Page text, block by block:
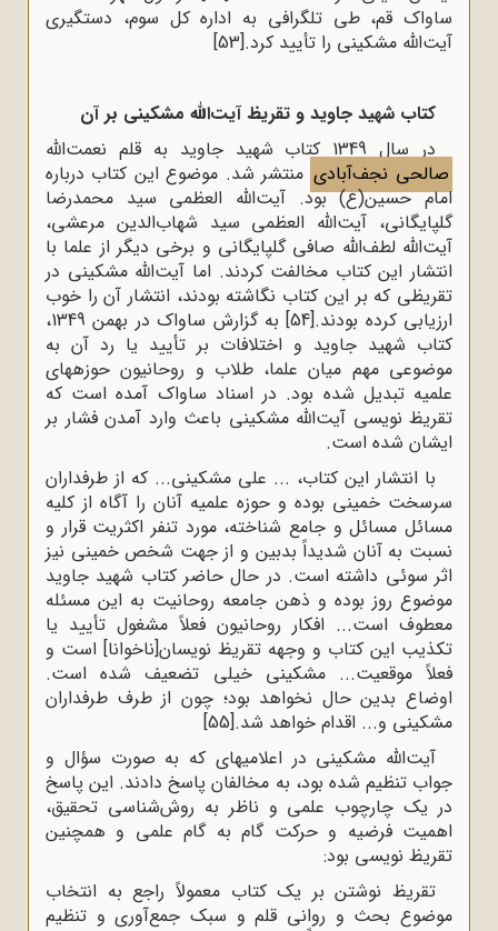
ساواک قم، طی تلگرافی به اداره کل سوم، دستگیری
آیت‌الله مشکینی را تأیید کرد.[53]
کتاب شهید جاوید و تقریظ آیت‌الله مشکینی بر آن
در سال 1349 کتاب شهید جاوید به قلم نعمت‌الله
صالحی نجف‌آبادی منتشر شد. موضوع این کتاب درباره
امام حسین(ع) بود. آیت‌الله العظمی سید محمدرضا
گلپایگانی، آیت‌الله العظمی سید شهاب‌الدین مرعشی،
آیت‌الله لطف‌الله صافی گلپایگانی و برخی دیگر از علما با
انتشار این کتاب مخالفت کردند. اما آیت‌الله مشکینی در
تقریظی که بر این کتاب نگاشته بودند، انتشار آن را خوب
ارزیابی کرده بودند.[54]
به گزارش ساواک در بهمن 1349،
کتاب شهید جاوید و اختلافات بر تأیید یا رد آن به
موضوعی مهم میان علما، طلاب و روحانیون حوزه‍های
علمیه تبدیل شده بود. در اسناد ساواک آمده است که
تقریظ نویسی آیت‌الله مشکینی باعث وارد آمدن فشار بر
ایشان شده است.
با انتشار این کتاب، ... علی مشکینی... که از طرفداران
سرسخت خمینی بوده و حوزه علمیه آنان را آگاه از کلیه
مسائل مسائل و جامع شناخته، مورد تنفر اکثریت قرار و
نسبت به آنان شدیداً بدبین و از جهت شخص خمینی نیز
اثر سوئی داشته است. در حال حاضر کتاب شهید جاوید
موضوع روز بوده و ذهن جامعه روحانیت به این مسئله
معطوف است... افکار روحانیون فعلاً مشغول تأیید یا
تکذیب این کتاب و وجهه تقریظ نویسان[ناخوانا] است و
فعلاً موقعیت... مشکینی خیلی تضعیف شده است.
اوضاع بدین حال نخواهد بود؛ چون از طرف طرفداران
مشکینی و... اقدام خواهد شد.[55]
آیت‌الله مشکینی در اعلامیه‍ای که به صورت سؤال و
جواب تنظیم شده بود، به مخالفان پاسخ دادند. این پاسخ
در یک چارچوب علمی و ناظر به روش‌شناسی تحقیق،
اهمیت فرضیه و حرکت گام به گام علمی و همچنین
تقریظ نویسی بود:
تقریظ نوشتن بر یک کتاب معمولاً راجع به انتخاب
موضوع بحث و روانی قلم و سبک جمع‌آوری و تنظیم